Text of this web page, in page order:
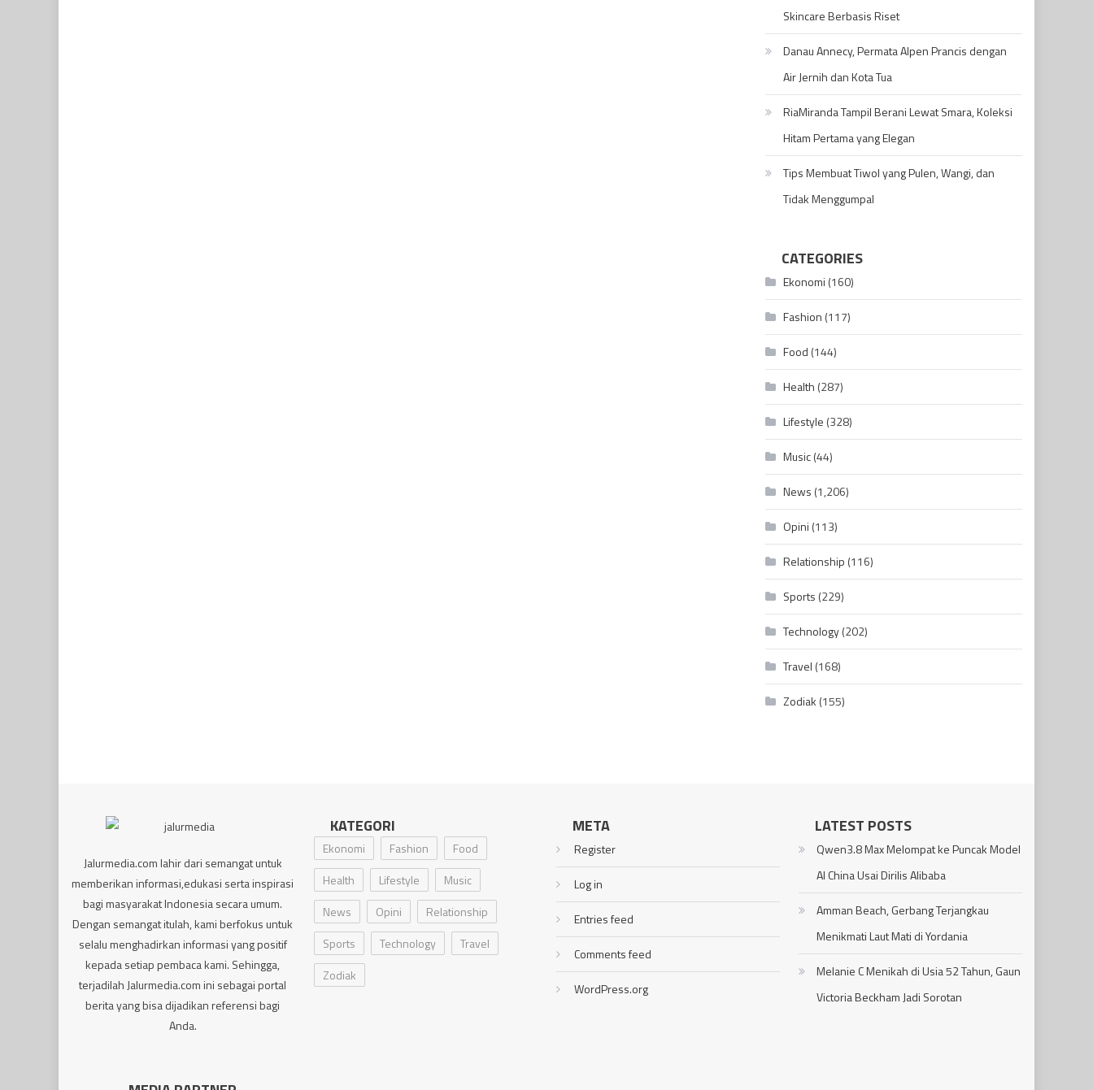
Skincare Berbasis Riset
Danau Annecy, Permata Alpen Prancis dengan
Air Jernih dan Kota Tua
RiaMiranda Tampil Berani Lewat Smara, Koleksi
Hitam Pertama yang Elegan
Tips Membuat Tiwol yang Pulen, Wangi, dan
Tidak Menggumpal
CATEGORIES
Ekonomi (160)
Fashion (117)
Food (144)
Health (287)
Lifestyle (328)
Music(44)
News (1,206)
Opini (113)
Relationship (116)
Sports (229)
Technology(202)
Travel (168)
Zodiak (155)
Jalurmedia.com lahir dari semangat untuk
memberikan informasi,edukasi serta inspirasi
bagi masyarakat Indonesia secara umum.
Dengan semangat itulah, kami berfokus untuk
selalu menghadirkan informasi yang positif
kepada setiap pembaca kami. Sehingga,
terjadilah Jalurmedia.com ini sebagai portal
berita yang bisa dijadikan referensi bagi
Anda.
KATEGORI
Ekonomi Fashion
Food
Health
Lifestyle
Music
News
Opini
Relationship
Sports
Technology
Travel
Zodiak
META
Register
Log in
Entries feed
Comments feed
WordPress.org
LATEST POSTS
Qwen3.8 Max Melompat ke Puncak Model
AI China Usai Dirilis Alibaba
Amman Beach, Gerbang Terjangkau
Menikmati Laut Mati di Yordania
Melanie C Menikah di Usia 52 Tahun, Gaun
Victoria Beckham Jadi Sorotan